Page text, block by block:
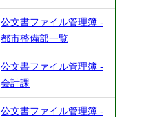
公文書ファイル管理簿 -
都市整備部一覧
公文書ファイル管理簿 -
会計課
公文書ファイル管理簿 -